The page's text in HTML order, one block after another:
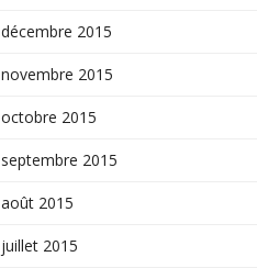
décembre 2015
novembre 2015
octobre 2015
septembre 2015
août 2015
juillet 2015